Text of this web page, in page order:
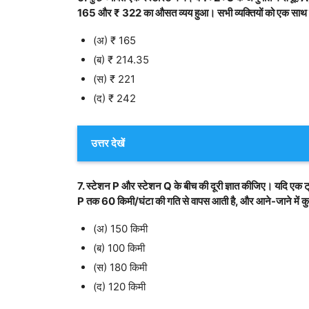
165 और ₹ 322 का औसत व्यय हुआ। सभी व्यक्तियों को एक साथ
(अ) ₹ 165
(ब) ₹ 214.35
(स) ₹ 221
(द) ₹ 242
उत्तर देखें
7. स्टेशन P और स्टेशन Q के बीच की दूरी ज्ञात कीजिए। यदि
P तक 60 किमी/घंटा की गति से वापस आती है, और आने-जाने में
(अ) 150 किमी
(ब) 100 किमी
(स) 180 किमी
(द) 120 किमी